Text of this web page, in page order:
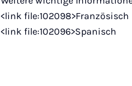
<link file:102098>Französisch
<link file:102096>Spanisch